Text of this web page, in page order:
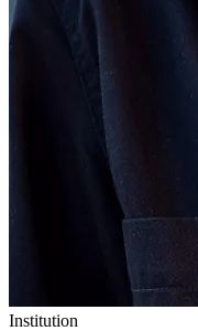
Institution